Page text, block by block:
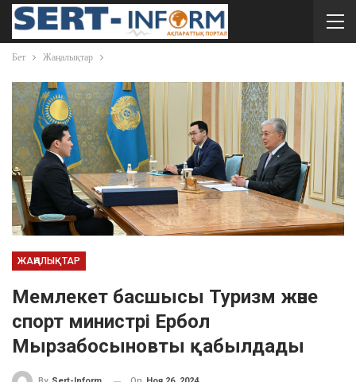
Бет Жаңалықтар
ЖАҢАЛЫҚТАР
Мемлекет басшысы Туризм және
спорт министрі Ербол
Мырзабосыновты қабылдады